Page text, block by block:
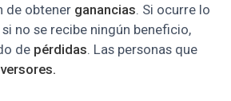
de obtener ganancias. Si ocurre lo
no se recibe ningún beneficio,
de pérdidas. Las personas que